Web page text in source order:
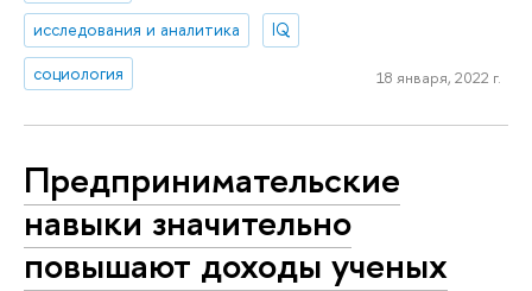
исследования и аналитика
IQ
социология
18 января, 2022 г.
Предпринимательские
навыки значительно
повышают доходы ученых